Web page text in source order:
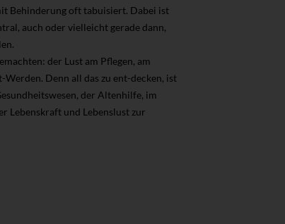
Behinderung oft tabuisiert. Dabei ist
auch oder vielleicht gerade dann,
der Lust am Pflegen, am
Denn all das zu ent-decken, ist
der Altenhilfe, im
Lebenskraft und Lebenslust zur